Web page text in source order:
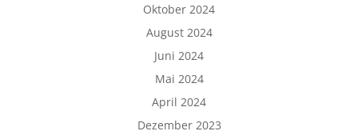
Oktober 2024
August 2024
Juni 2024
Mai 2024
April 2024
Dezember 2023